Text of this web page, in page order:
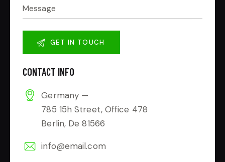
CONTACT INFO
Germany —
785 15h Street, Office 478
Berlin, De 81566
info@email.com